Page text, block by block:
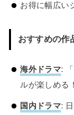
お得に幅広い
おすすめの作
海外ドラマ:
ルが楽しめる！
国内ドラマ: